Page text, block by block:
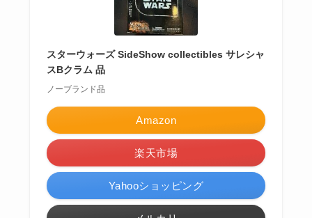
スターウォーズ SideShow collectibles サレシャ
スBクラム 品
ノーブランド品
Amazon
楽天市場
Yahooショッピング